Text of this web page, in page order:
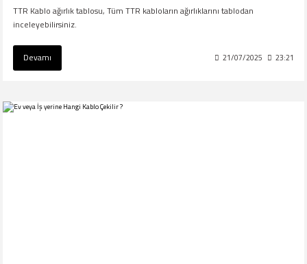
TTR Kablo ağırlık tablosu, Tüm TTR kabloların ağırlıklarını tablodan
inceleyebilirsiniz.
Devamı 21/07/2025 23:21